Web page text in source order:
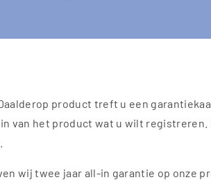
product treft u een
van het product wat u wilt
wij twee jaar all-in garantie op onze